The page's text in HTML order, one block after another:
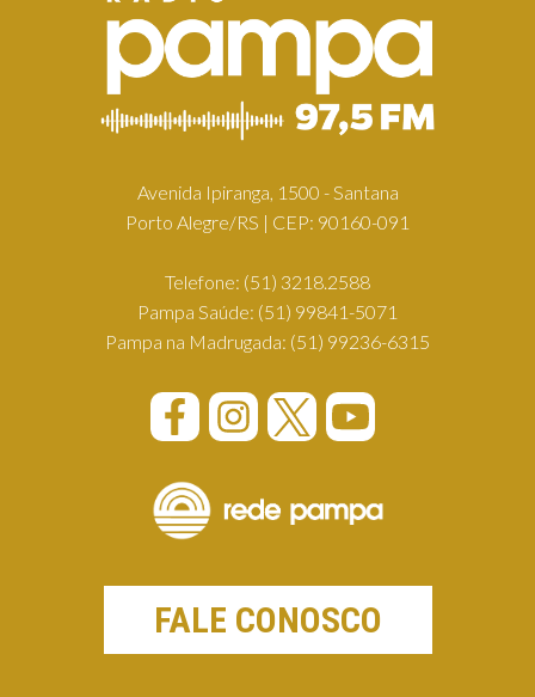
Avenida Ipiranga, 1500 - Santana
Porto Alegre/RS | CEP: 90160-091
Telefone: (51) 3218.2588
Pampa Saúde: (51) 99841-5071
Pampa na Madrugada: (51) 99236-6315
FALE CONOSCO